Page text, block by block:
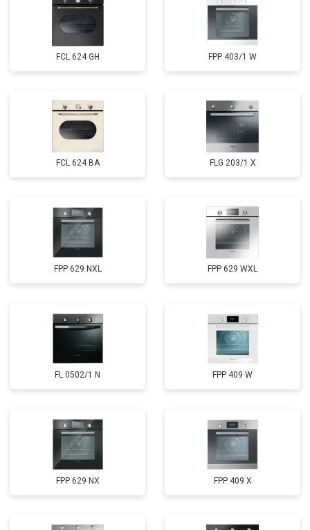
FCL 624 GH FPP 403/1 W
FCL 624 BA FLG 203/1 X
FPP 629 NXL FPP 629 WXL
FL 0502/1 N FPP 409 W
FPP 629 NX FPP 409 X